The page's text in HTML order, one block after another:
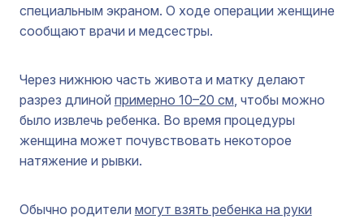
специальным экраном. О ходе операции женщине
сообщают врачи и медсестры.
Через нижнюю часть живота и матку делают
разрез длиной примерно 10–20 см, чтобы можно
было извлечь ребенка. Во время процедуры
женщина может почувствовать некоторое
натяжение и рывки.
Обычно родители могут взять ребенка на руки